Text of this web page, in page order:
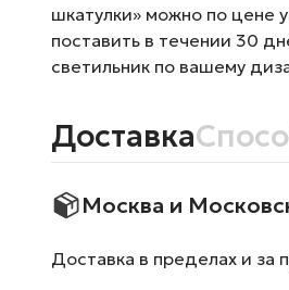
шкатулки» можно по цене
поставить в течении 30
светильник по вашему
Доставка
Москва и
Доставка в пределах и